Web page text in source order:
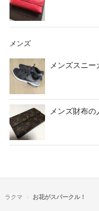
メンズ
メンズスニ
メンズ財布
ラクマ お花がスパークル！